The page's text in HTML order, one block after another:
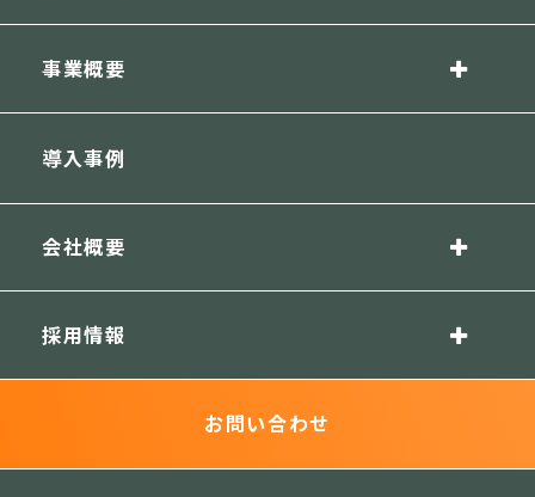
事業概要
導入事例
会社概要
採用情報
お問い合わせ